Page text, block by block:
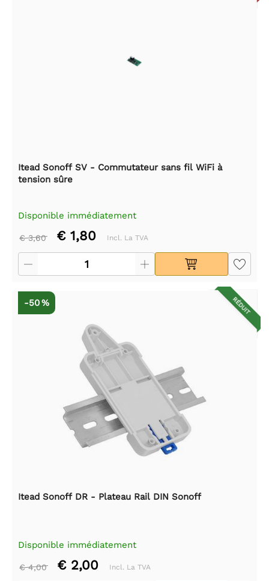
Itead Sonoff SV - Commutateur sans fil WiFi à
tension sûre
Disponible immédiatement
€ 3,60 € 1,80 Incl. La TVA
RÉDUIT
-50 %
Itead Sonoff DR - Plateau Rail DIN Sonoff
Disponible immédiatement
€ 4,00 € 2,00 Incl. La TVA